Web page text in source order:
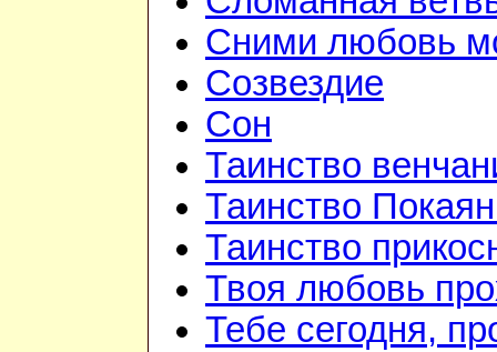
Сними любовь
Созвездие
Сон
Таинство
Таинство
Таинство
Твоя любовь
Тебе сегодня,